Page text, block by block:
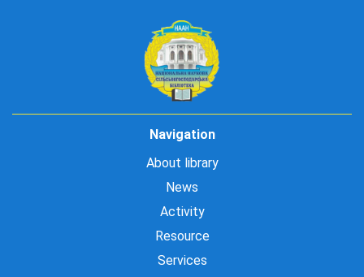
Navigation
About library
News
Activity
Resource
Services